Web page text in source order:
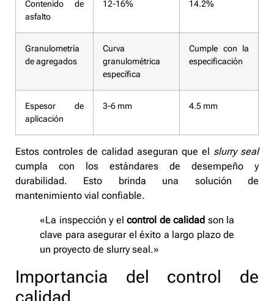
Contenido de
asfalto
12-16% 14.2%
Granulometría
de agregados
Curva
granulométrica
específica
Cumple con la
especificación
Espesor de
aplicación
3-6 mm 4.5 mm
Estos controles de calidad aseguran que el slurry seal
cumpla con los estándares de desempeño y
durabilidad. Esto brinda una solución de
mantenimiento vial confiable.
«La inspección y el control de calidad son la
clave para asegurar el éxito a largo plazo de
un proyecto de slurry seal.»
Importancia del control de
calidad